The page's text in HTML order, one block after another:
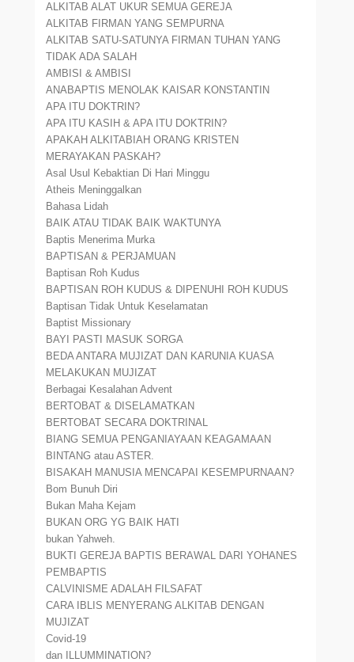
ALKITAB ALAT UKUR SEMUA GEREJA
ALKITAB FIRMAN YANG SEMPURNA
ALKITAB SATU-SATUNYA FIRMAN TUHAN YANG
TIDAK ADA SALAH
AMBISI & AMBISI
ANABAPTIS MENOLAK KAISAR KONSTANTIN
APA ITU DOKTRIN?
APA ITU KASIH & APA ITU DOKTRIN?
APAKAH ALKITABIAH ORANG KRISTEN
MERAYAKAN PASKAH?
Asal Usul Kebaktian Di Hari Minggu
Atheis Meninggalkan
Bahasa Lidah
BAIK ATAU TIDAK BAIK WAKTUNYA
Baptis Menerima Murka
BAPTISAN & PERJAMUAN
Baptisan Roh Kudus
BAPTISAN ROH KUDUS & DIPENUHI ROH KUDUS
Baptisan Tidak Untuk Keselamatan
Baptist Missionary
BAYI PASTI MASUK SORGA
BEDA ANTARA MUJIZAT DAN KARUNIA KUASA
MELAKUKAN MUJIZAT
Berbagai Kesalahan Advent
BERTOBAT & DISELAMATKAN
BERTOBAT SECARA DOKTRINAL
BIANG SEMUA PENGANIAYAAN KEAGAMAAN
BINTANG atau ASTER.
BISAKAH MANUSIA MENCAPAI KESEMPURNAAN?
Bom Bunuh Diri
Bukan Maha Kejam
BUKAN ORG YG BAIK HATI
bukan Yahweh.
BUKTI GEREJA BAPTIS BERAWAL DARI YOHANES
PEMBAPTIS
CALVINISME ADALAH FILSAFAT
CARA IBLIS MENYERANG ALKITAB DENGAN
MUJIZAT
Covid-19
dan ILLUMMINATION?